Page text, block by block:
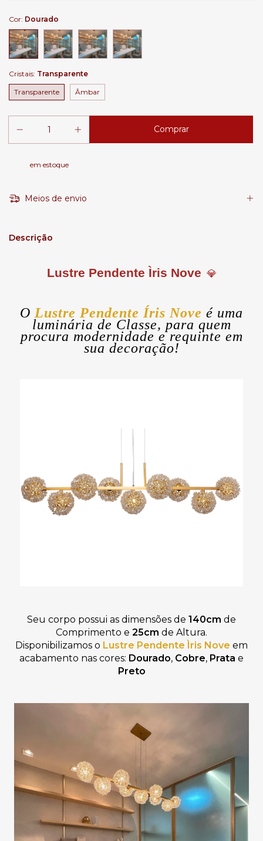
Cor: Dourado
Cristais: Transparente
Transparente Âmbar
em estoque
Meios de envio
Descrição
Lustre Pendente Ìris Nove 💎
O Lustre Pendente Íris Nove é uma
luminária de Classe, para quem
procura modernidade e requinte em
sua decoração!
Seu corpo possui as dimensões de 140cm de
Comprimento e 25cm de Altura.
Disponibilizamos o Lustre Pendente Ìris Nove em
acabamento nas cores: Dourado, Cobre, Prata e
Preto